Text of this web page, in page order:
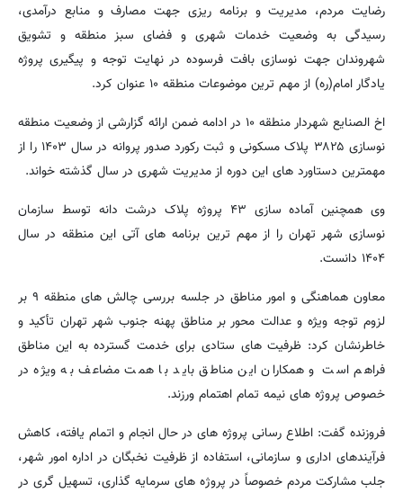
رضایت مردم، مدیریت و برنامه ریزی جهت مصارف و منابع درآمدی،
رسیدگی به وضعیت خدمات شهری و فضای سبز منطقه و تشویق
شهروندان جهت نوسازی بافت فرسوده در نهایت توجه و پیگیری پروژه
یادگار امام(ره) از مهم ترین موضوعات منطقه ۱۰ عنوان کرد.
اخ الصنایع شهردار منطقه ۱۰ در ادامه ضمن ارائه گزارشی از وضعیت منطقه
نوسازی ۳۸۲۵ پلاک مسکونی و ثبت رکورد صدور پروانه در سال ۱۴۰۳ را از
مهمترین دستاورد های این دوره از مدیریت شهری در سال گذشته خواند.
وی همچنین آماده سازی ۴۳ پروژه پلاک درشت دانه توسط سازمان
نوسازی شهر تهران را از مهم ترین برنامه های آتی این منطقه در سال
۱۴۰۴ دانست.
معاون هماهنگی و امور مناطق در جلسه بررسی چالش های منطقه ۹ بر
لزوم توجه ویژه و عدالت محور بر مناطق پهنه جنوب شهر تهران تأکید و
خاطرنشان کرد: ظرفیت های ستادی برای خدمت گسترده به این مناطق
فراهم است و همکاران این مناطق باید با همت مضاعف به ویژه در
خصوص پروژه های نیمه تمام اهتمام ورزند.
فروزنده گفت: اطلاع رسانی پروژه های در حال انجام و اتمام یافته، کاهش
فرآیندهای اداری و سازمانی، استفاده از ظرفیت نخبگان در اداره امور شهر،
جلب مشارکت مردم خصوصاً در پروژه های سرمایه گذاری، تسهیل گری در